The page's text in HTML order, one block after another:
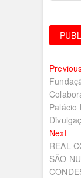
de
Palácio
NextNext
REAL
SÃO